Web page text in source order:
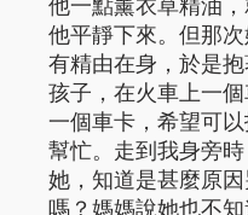
他平靜下來。但那
有精由在身，於是
孩子，在火車上一
一個車卡，希望可
幫忙。走到我身旁
她，知道是甚麼原
嗎？媽媽說她也不